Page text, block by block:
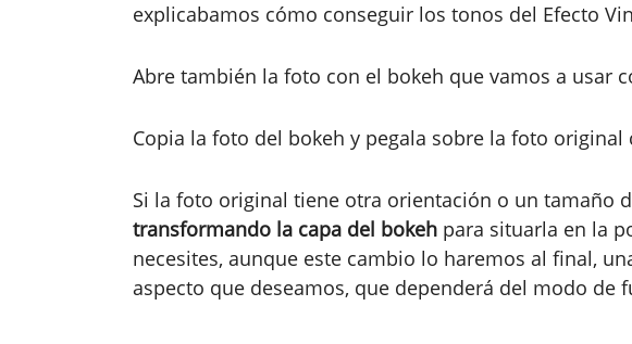
explicabamos cómo conseguir los tonos del Efecto
Abre también la foto con el bokeh que vamos a usar
Copia la foto del bokeh y pegala sobre la foto original
Si la foto original tiene otra orientación o un tamaño
transformando la capa del bokeh para situarla en la
necesites, aunque este cambio lo haremos al final,
aspecto que deseamos, que dependerá del modo de